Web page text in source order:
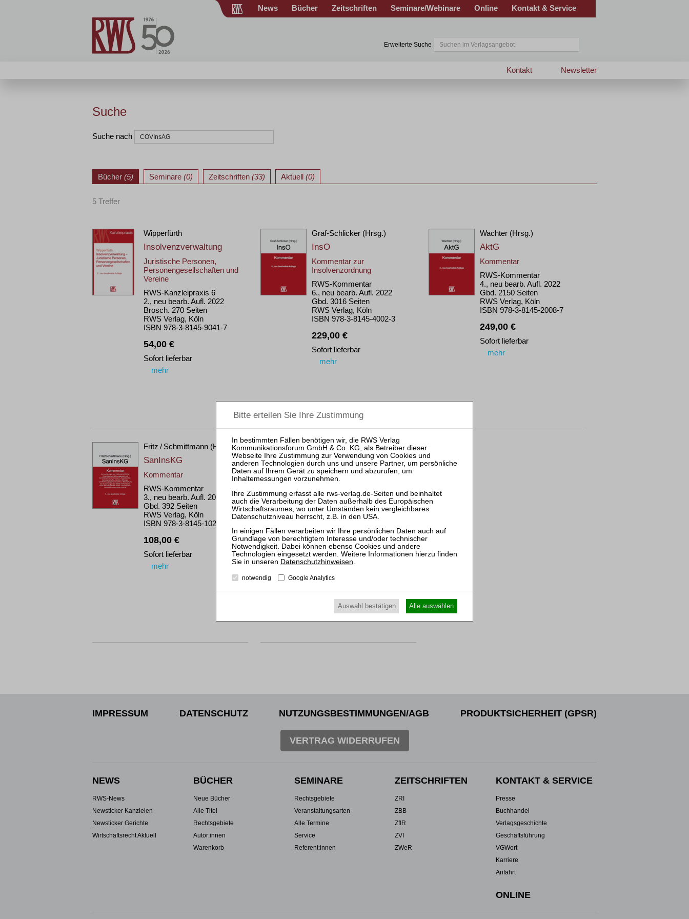
News Bücher Zeitschriften Seminare/Webinare Online Kontakt & Service
Erweiterte Suche
Newsletter
Kontakt
Suche
Suche nach
Bücher (5) Seminare (0) Zeitschriften (33) Aktuell (0)
5 Treffer
Wipperfürth
Insolvenzverwaltung
Juristische Personen,
Personengesellschaften und
Vereine
RWS-Kanzleipraxis 6
2., neu bearb. Aufl. 2022
Brosch. 270 Seiten
RWS Verlag, Köln
ISBN 978-3-8145-9041-7
54,00 €
Sofort lieferbar
mehr
Graf-Schlicker (Hrsg.)
InsO
Kommentar zur
Insolvenzordnung
RWS-Kommentar
6., neu bearb. Aufl. 2022
Gbd. 3016 Seiten
RWS Verlag, Köln
ISBN 978-3-8145-4002-3
229,00 €
Sofort lieferbar
mehr
Wachter (Hrsg.)
AktG
Kommentar
RWS-Kommentar
4., neu bearb. Aufl. 2022
Gbd. 2150 Seiten
RWS Verlag, Köln
ISBN 978-3-8145-2008-7
249,00 €
Sofort lieferbar
mehr
Fritz / Schmittmann (Hrsg.)
SanInsKG
Kommentar
RWS-Kommentar
3., neu bearb. Aufl. 2023
Gbd. 392 Seiten
RWS Verlag, Köln
ISBN 978-3-8145-1025-5
108,00 €
Sofort lieferbar
mehr
Kübler † / Prütting / Bork
(Hrsg.)
InsO-Texte
Textsammlung zum
Insolvenzrecht
10. Aufl. 2021
Brosch. 710 Seiten
ISBN 978-3-8145-7503-2
24,90 €
Sofort lieferbar
mehr
IMPRESSUM DATENSCHUTZ NUTZUNGSBESTIMMUNGEN/AGB PRODUKTSICHERHEIT (GPSR)
VERTRAG WIDERRUFEN
NEWS
RWS-News
Newsticker Kanzleien
Newsticker Gerichte
Wirtschaftsrecht Aktuell
BÜCHER
Neue Bücher
Alle Titel
Rechtsgebiete
Autor:innen
Warenkorb
SEMINARE
Rechtsgebiete
Veranstaltungsarten
Alle Termine
Service
Referent:innen
ZEITSCHRIFTEN
ZRI
ZBB
ZfIR
ZVI
ZWeR
KONTAKT & SERVICE
Presse
Buchhandel
Verlagsgeschichte
Geschäftsführung
VGWort
Karriere
Anfahrt
ONLINE
Datenschutzhinweisen.
notwendig Google Analytics
Auswahl bestätigen Alle auswählen